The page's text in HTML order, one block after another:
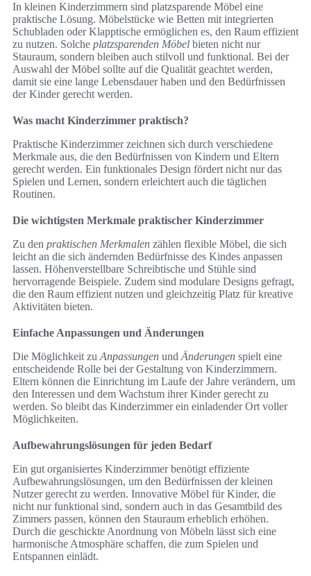
In kleinen Kinderzimmern sind platzsparende Möbel eine
praktische Lösung. Möbelstücke wie Betten mit integrierten
Schubladen oder Klapptische ermöglichen es, den Raum effizient
zu nutzen. Solche platzsparenden Möbel bieten nicht nur
Stauraum, sondern bleiben auch stilvoll und funktional. Bei der
Auswahl der Möbel sollte auf die Qualität geachtet werden,
damit sie eine lange Lebensdauer haben und den Bedürfnissen
der Kinder gerecht werden.
Was macht Kinderzimmer praktisch?
Praktische Kinderzimmer zeichnen sich durch verschiedene
Merkmale aus, die den Bedürfnissen von Kindern und Eltern
gerecht werden. Ein funktionales Design fördert nicht nur das
Spielen und Lernen, sondern erleichtert auch die täglichen
Routinen.
Die wichtigsten Merkmale praktischer Kinderzimmer
Zu den praktischen Merkmalen zählen flexible Möbel, die sich
leicht an die sich ändernden Bedürfnisse des Kindes anpassen
lassen. Höhenverstellbare Schreibtische und Stühle sind
hervorragende Beispiele. Zudem sind modulare Designs gefragt,
die den Raum effizient nutzen und gleichzeitig Platz für kreative
Aktivitäten bieten.
Einfache Anpassungen und Änderungen
Die Möglichkeit zu Anpassungen und Änderungen spielt eine
entscheidende Rolle bei der Gestaltung von Kinderzimmern.
Eltern können die Einrichtung im Laufe der Jahre verändern, um
den Interessen und dem Wachstum ihrer Kinder gerecht zu
werden. So bleibt das Kinderzimmer ein einladender Ort voller
Möglichkeiten.
Aufbewahrungslösungen für jeden Bedarf
Ein gut organisiertes Kinderzimmer benötigt effiziente
Aufbewahrungslösungen, um den Bedürfnissen der kleinen
Nutzer gerecht zu werden. Innovative Möbel für Kinder, die
nicht nur funktional sind, sondern auch in das Gesamtbild des
Zimmers passen, können den Stauraum erheblich erhöhen.
Durch die geschickte Anordnung von Möbeln lässt sich eine
harmonische Atmosphäre schaffen, die zum Spielen und
Entspannen einlädt.